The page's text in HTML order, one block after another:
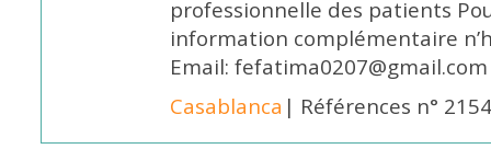
professionnelle des patients
information complémentaire
Email: fefatima0207@gmail.com
Casablanca | Références n°